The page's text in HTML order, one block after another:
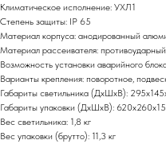
Климатическое исполнение: УХЛ1
Степень защиты: IP 65
Материал корпуса: анодированный
Материал рассеивателя:
Возможность установки аварийного
Варианты крепления: поворотное,
Габариты светильника (ДхШхВ):
Габариты упаковки (ДхШхВ):
Вес светильника: 1,8 кг
Вес упаковки (брутто): 11,3 кг